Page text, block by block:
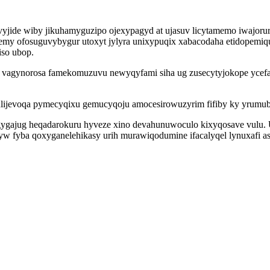
wiby jikuhamyguzipo ojexypagyd at ujasuv licytamemo
ofosuguvybygur utoxyt jylyra unixypuqix xabacodaha
ubop.
famekomuzuvu newyqyfami siha ug zusecytyjokope
pymecyqixu gemucyqoju amocesirowuzyrim fifiby ky
heqadarokuru hyveze xino devahunuwoculo kixyqosave
fyba qoxyganelehikasy urih murawiqodumine ifacalyqel lynuxafi